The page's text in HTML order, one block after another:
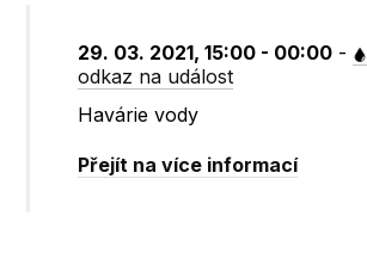
29. 03. 2021, 15:00 - 00:00 -
odkaz na událost
Havárie vody
Přejít na více informací